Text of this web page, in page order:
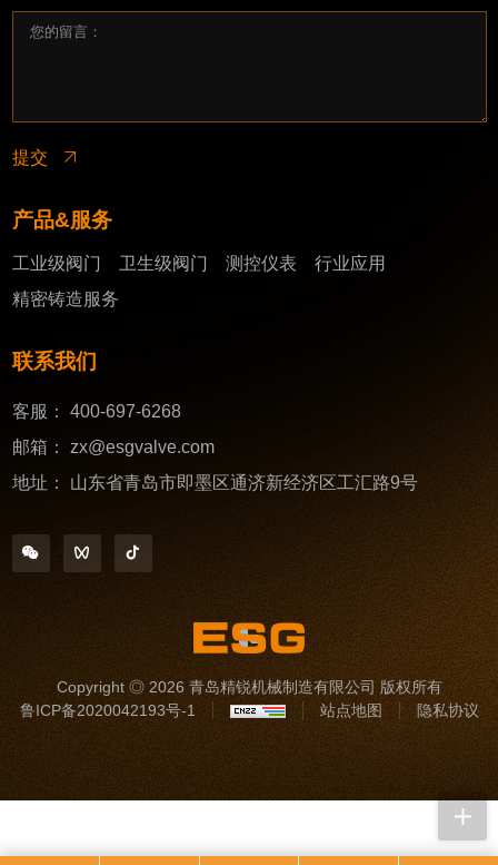
提交
产品&服务
工业级阀门 卫生级阀门 测控仪表
行业应用
精密铸造服务
联系我们
客服：
400-697-6268
邮箱：
zx@esgvalve.com
地址：
山东省青岛市即墨区通济新经济区工汇路9号
Copyright ◎ 2026 青岛精锐机械制造有限公司 版权所有
鲁ICP备2020042193号-1
站点地图 隐私协议